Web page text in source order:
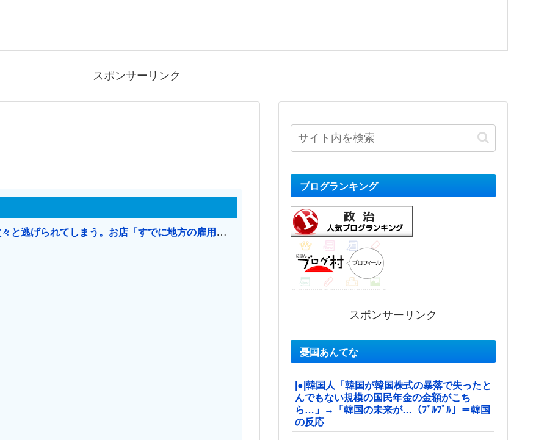
スポンサーリンク
日本のお店、時給1500円でもミャンマー人に次々と逃げられてしまう。お店「すでに地方の雇用は崩壊」
ブログランキング
スポンサーリンク
憂国あんてな
|●|韓国人「韓国が韓国株式の暴落で失ったと
んでもない規模の国民年金の金額がこち
ら…」→「韓国の未来が…（ﾌﾞﾙﾌﾞﾙ」＝韓国
の反応